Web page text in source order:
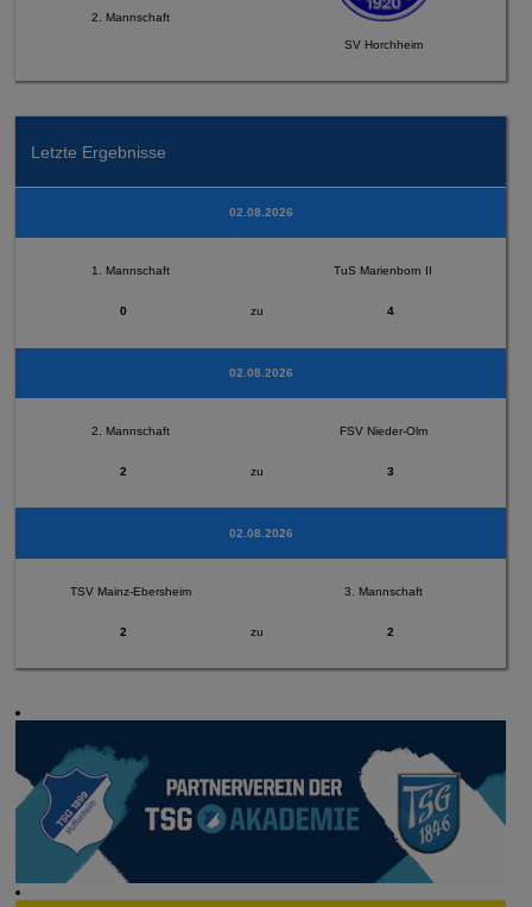
2. Mannschaft
SV Horchheim
Letzte Ergebnisse
02.08.2026
1. Mannschaft TuS Marienborn II
0 zu 4
02.08.2026
2. Mannschaft FSV Nieder-Olm
2 zu 3
02.08.2026
TSV Mainz-Ebersheim 3. Mannschaft
2 zu 2